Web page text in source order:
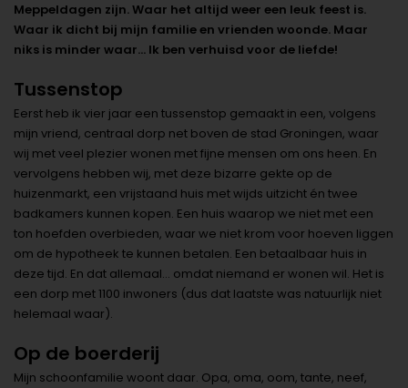
Meppeldagen zijn. Waar het altijd weer een leuk feest is.
Waar ik dicht bij mijn familie en vrienden woonde. Maar
niks is minder waar… Ik ben verhuisd voor de liefde!
Tussenstop
Eerst heb ik vier jaar een tussenstop gemaakt in een, volgens
mijn vriend, centraal dorp net boven de stad Groningen, waar
wij met veel plezier wonen met fijne mensen om ons heen. En
vervolgens hebben wij, met deze bizarre gekte op de
huizenmarkt, een vrijstaand huis met wijds uitzicht én twee
badkamers kunnen kopen. Een huis waarop we niet met een
ton hoefden overbieden, waar we niet krom voor hoeven liggen
om de hypotheek te kunnen betalen. Een betaalbaar huis in
deze tijd. En dat allemaal… omdat niemand er wonen wil. Het is
een dorp met 1100 inwoners (dus dat laatste was natuurlijk niet
helemaal waar).
Op de boerderij
Mijn schoonfamilie woont daar. Opa, oma, oom, tante, neef,